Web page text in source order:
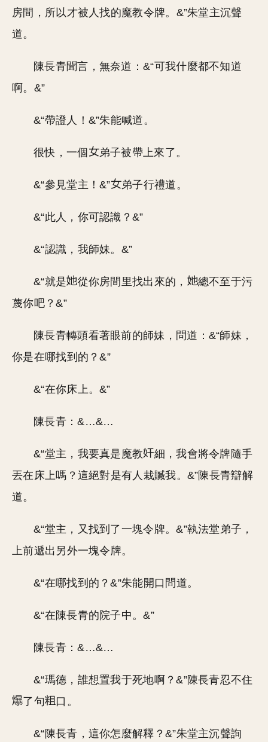
房間，所以才被人找的魔教令牌。&”朱堂主沉聲
道。
陳長青聞言，無奈道：&“可我什麼都不知道
啊。&”
&“帶證人！&”朱能喊道。
很快，一個 弟子被帶上來了。
&“參見堂主！&” 弟子行禮道。
&“此人，你可認識？&”
&“認識，我師妹。&”
&“就是 從你房間里找出來的，
總不至于污
蔑你吧？&”
陳長青轉頭看著眼前的師妹，問道：&“師妹，
你是在哪找到的？&”
&“在你床上。&”
陳長青：&…&…
&“堂主，我要真是魔教
細，我會將令牌隨手
丟在床上嗎？這絕對是有人栽贓我。&”陳長青辯解
道。
&“堂主，又找到了一塊令牌。&”執法堂弟子，
上前遞出另外一塊令牌。
&“在哪找到的？&”朱能開口問道。
&“在陳長青的院子中。&”
陳長青：&…&…
&“瑪德，誰想置我于死地啊？&”陳長青忍不住
了句
口。
&“陳長青，這你怎麼解釋？&”朱堂主沉聲詢